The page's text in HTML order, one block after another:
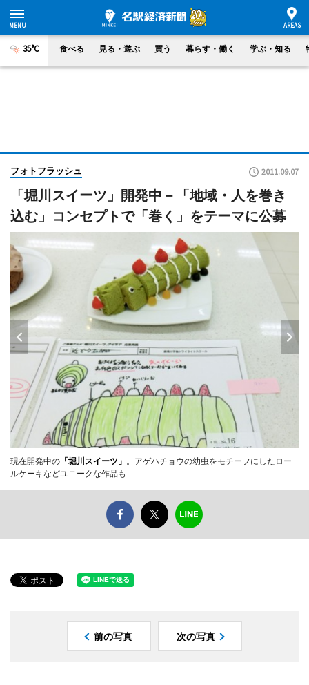
35°C 食べる 見る・遊ぶ 買う 暮らす・働く 学ぶ・知る
フォトフラッシュ 2011.09.07
「堀川スイーツ」開発中－「地域・人を巻き
込む」コンセプトで「巻く」をテーマに公募
現在開発中の 「堀川スイーツ」 。アゲハチョウの幼虫をモチーフにしたロー
ルケーキなどユニークな作品も
前の写真 次の写真